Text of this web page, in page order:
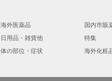
海外医薬品 国内市販
日用品・雑貨他
特集
体の部位・症状
海外化粧